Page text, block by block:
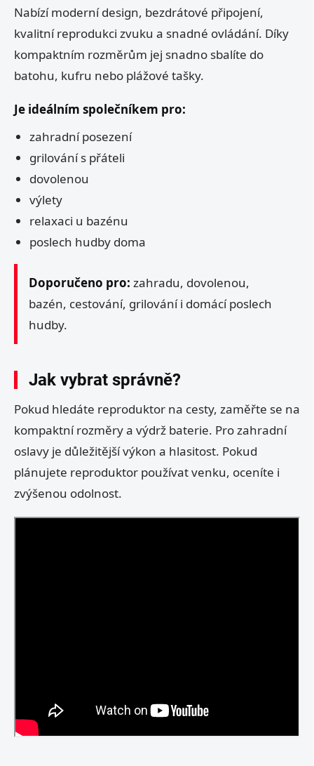
Nabízí moderní design, bezdrátové připojení,
kvalitní reprodukci zvuku a snadné ovládání. Díky
kompaktním rozměrům jej snadno sbalíte do
batohu, kufru nebo plážové tašky.
Je ideálním společníkem pro:
zahradní posezení
grilování s přáteli
dovolenou
výlety
relaxaci u bazénu
poslech hudby doma
Doporučeno pro: zahradu, dovolenou,
bazén, cestování, grilování i domácí poslech
hudby.
Jak vybrat správně?
Pokud hledáte reproduktor na cesty, zaměřte se na
kompaktní rozměry a výdrž baterie. Pro zahradní
oslavy je důležitější výkon a hlasitost. Pokud
plánujete reproduktor používat venku, oceníte i
zvýšenou odolnost.